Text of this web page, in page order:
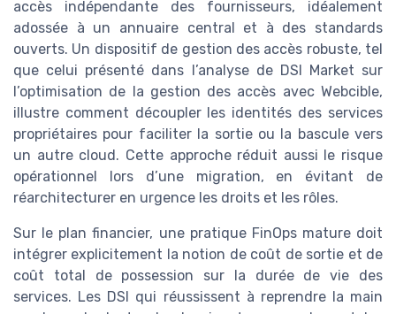
accès indépendante des fournisseurs, idéalement
adossée à un annuaire central et à des standards
ouverts. Un dispositif de gestion des accès robuste, tel
que celui présenté dans l’analyse de DSI Market sur
l’optimisation de la gestion des accès avec Webcible,
illustre comment découpler les identités des services
propriétaires pour faciliter la sortie ou la bascule vers
un autre cloud. Cette approche réduit aussi le risque
opérationnel lors d’une migration, en évitant de
réarchitecturer en urgence les droits et les rôles.
Sur le plan financier, une pratique FinOps mature doit
intégrer explicitement la notion de coût de sortie et de
coût total de possession sur la durée de vie des
services. Les DSI qui réussissent à reprendre la main